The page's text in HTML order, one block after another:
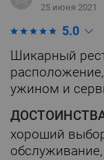
25 июня 2021
5.0
Шикарный
ужином и
хороший